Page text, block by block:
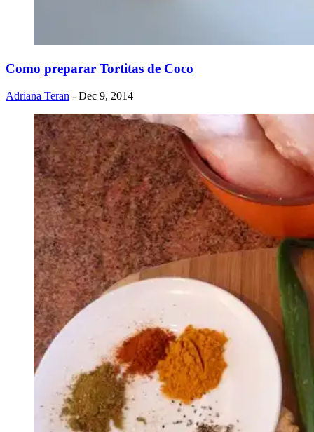
Como preparar Tortitas de Coco
Adriana Teran - Dec 9, 2014